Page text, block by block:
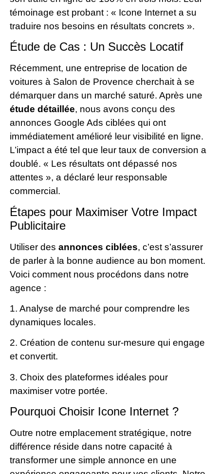
témoinage est probant : « Icone Internet a su
traduire nos besoins en résultats concrets ».
Étude de Cas : Un Succès Locatif
Récemment, une entreprise de location de
voitures à Salon de Provence cherchait à se
démarquer dans un marché saturé. Après une
étude détaillée, nous avons conçu des
annonces Google Ads ciblées qui ont
immédiatement amélioré leur visibilité en ligne.
L’impact a été tel que leur taux de conversion a
doublé. « Les résultats ont dépassé nos
attentes », a déclaré leur responsable
commercial.
Étapes pour Maximiser Votre Impact
Publicitaire
Utiliser des annonces ciblées, c’est s’assurer
de parler à la bonne audience au bon moment.
Voici comment nous procédons dans notre
agence :
1. Analyse de marché pour comprendre les
dynamiques locales.
2. Création de contenu sur-mesure qui engage
et convertit.
3. Choix des plateformes idéales pour
maximiser votre portée.
Pourquoi Choisir Icone Internet ?
Outre notre emplacement stratégique, notre
différence réside dans notre capacité à
transformer une simple annonce en une